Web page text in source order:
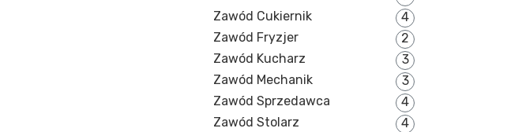
Zawód Cukiernik
4
Zawód Fryzjer
2
Zawód Kucharz
3
Zawód Mechanik
3
Zawód Sprzedawca
4
Zawód Stolarz
4